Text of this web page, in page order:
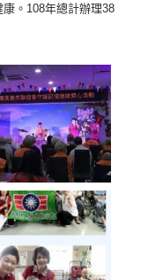
。108年總計辦理38